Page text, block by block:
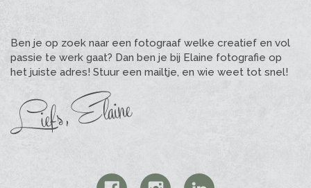
Ben je op zoek naar een fotograaf welke creatief en vol
passie te werk gaat? Dan ben je bij Elaine fotografie op
het juiste adres! Stuur een mailtje, en wie weet tot snel!